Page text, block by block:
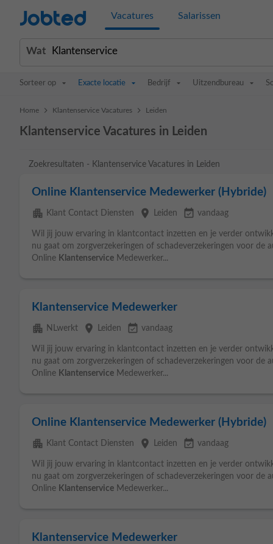
Jobted Vacatures Salarissen
Wat
Sorteer op Exacte locatie Bedrijf Uitzendbureau
Home > Klantenservice Vacatures > Leiden
Klantenservice Vacatures in Leiden
Zoekresultaten - Klantenservice Vacatures in Leiden
Online Klantenservice Medewerker (Hybride)
apartment Klant Contact Diensten place Leiden event_available vandaag
Wil jij jouw ervaring in klantcontact inzetten en je verder
nu gaat om zorgverzekeringen of schadeverzekeringen voor
Online Klantenservice Medewerker...
Klantenservice Medewerker
apartment NLwerkt place Leiden event_available vandaag
Wil jij jouw ervaring in klantcontact inzetten en je verder
nu gaat om zorgverzekeringen of schadeverzekeringen voor
Online Klantenservice Medewerker...
Online Klantenservice Medewerker (Hybride)
apartment Klant Contact Diensten place Leiden event_available vandaag
Wil jij jouw ervaring in klantcontact inzetten en je verder
nu gaat om zorgverzekeringen of schadeverzekeringen voor
Online Klantenservice Medewerker...
Klantenservice Medewerker